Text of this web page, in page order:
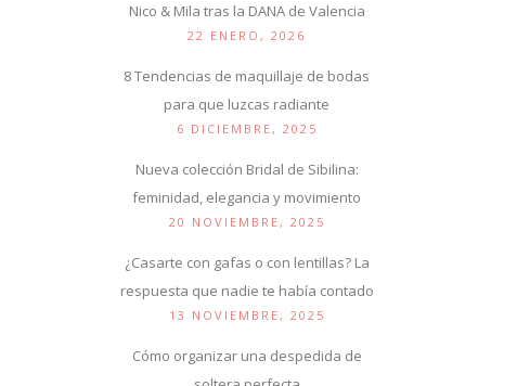
Nico & Mila tras la DANA de Valencia
22 ENERO, 2026
8 Tendencias de maquillaje de bodas
para que luzcas radiante
6 DICIEMBRE, 2025
Nueva colección Bridal de Sibilina:
feminidad, elegancia y movimiento
20 NOVIEMBRE, 2025
¿Casarte con gafas o con lentillas? La
respuesta que nadie te había contado
13 NOVIEMBRE, 2025
Cómo organizar una despedida de